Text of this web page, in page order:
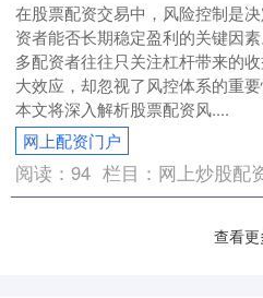
在股票配资交易中，风险控制是
资者能否长期稳定盈利的关键因
多配资者往往只关注杠杆带来的
大效应，却忽视了风控体系的重要
本文将深入解析股票配资风....
网上配资门户
阅读：94 栏目： 网上炒股配
查看更